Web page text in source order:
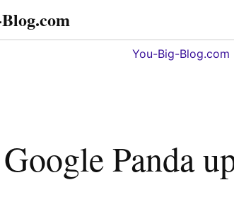
Tipps,
You-Big-Blog.com
Google Panda